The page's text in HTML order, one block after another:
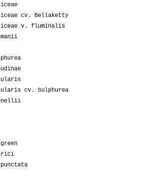
cv. Bellaketty
v. fluminalis
cv. Sulphurea